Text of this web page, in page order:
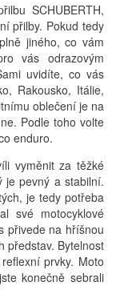
SCHUBERTH,
přilby. Pokud tedy
jiného, co vám
vás odrazovým
uvidíte, co vás
Rakousko, Itálie,
oblečení je na
Podle toho volte
enduro.
vyměnit za těžké
je pevný a stabilní.
je tedy potřeba
své motocyklové
přivede na hříšnou
představ. Bytelnost
prvky. Moto
konečně sebrali